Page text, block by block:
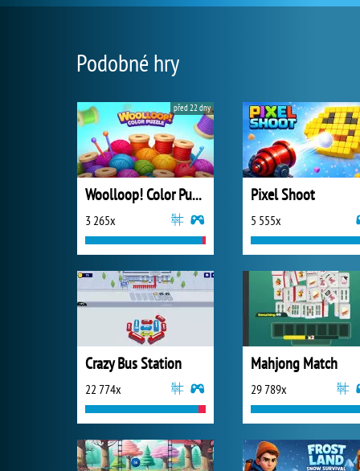
Podobné hry
Woolloop! Color Puzzle
3 265x
před 22 dny
Pixel Shoot
5 555x
Crazy Bus Station
22 774x
Mahjong Match
29 789x